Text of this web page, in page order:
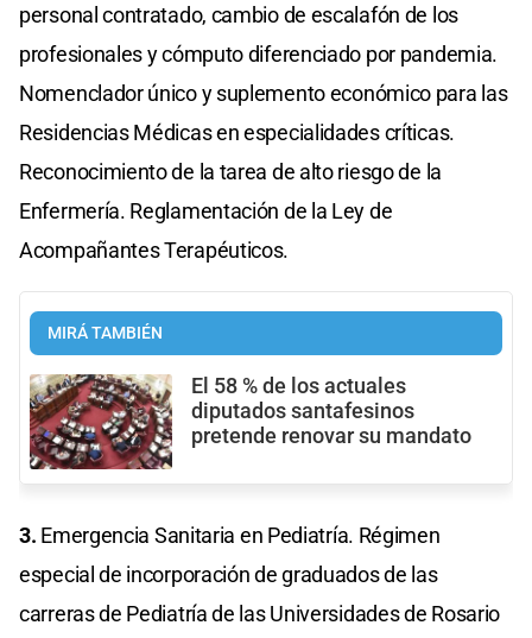
personal contratado, cambio de escalafón de los
profesionales y cómputo diferenciado por pandemia.
Nomenclador único y suplemento económico para las
Residencias Médicas en especialidades críticas.
Reconocimiento de la tarea de alto riesgo de la
Enfermería. Reglamentación de la Ley de
Acompañantes Terapéuticos.
MIRÁ TAMBIÉN
El 58 % de los actuales
diputados santafesinos
pretende renovar su mandato
3. Emergencia Sanitaria en Pediatría. Régimen
especial de incorporación de graduados de las
carreras de Pediatría de las Universidades de Rosario